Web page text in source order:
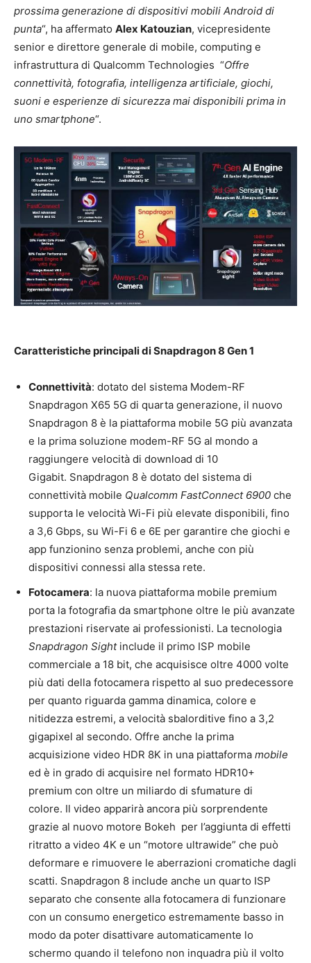
prossima generazione di dispositivi mobili Android di
punta“, ha affermato Alex Katouzian, vicepresidente
senior e direttore generale di mobile, computing e
infrastruttura di Qualcomm Technologies “Offre
connettività, fotografia, intelligenza artificiale, giochi,
suoni e esperienze di sicurezza mai disponibili prima in
uno smartphone“.
Caratteristiche principali di Snapdragon 8 Gen 1
Connettività: dotato del sistema Modem-RF
Snapdragon X65 5G di quarta generazione, il nuovo
Snapdragon 8 è la piattaforma mobile 5G più avanzata
e la prima soluzione modem-RF 5G al mondo a
raggiungere velocità di download di 10
Gigabit. Snapdragon 8 è dotato del sistema di
connettività mobile Qualcomm FastConnect 6900 che
supporta le velocità Wi-Fi più elevate disponibili, fino
a 3,6 Gbps, su Wi-Fi 6 e 6E per garantire che giochi e
app funzionino senza problemi, anche con più
dispositivi connessi alla stessa rete.
Fotocamera: la nuova piattaforma mobile premium
porta la fotografia da smartphone oltre le più avanzate
prestazioni riservate ai professionisti. La tecnologia
Snapdragon Sightinclude il primo ISP mobile
commerciale a 18 bit, che acquisisce oltre 4000 volte
più dati della fotocamera rispetto al suo predecessore
per quanto riguarda gamma dinamica, colore e
nitidezza estremi, a velocità sbalorditive fino a 3,2
gigapixel al secondo. Offre anche la prima
acquisizione video HDR 8K in una piattaforma mobile
ed è in grado di acquisire nel formato HDR10+
premium con oltre un miliardo di sfumature di
colore. Il video apparirà ancora più sorprendente
grazie al nuovo motore Bokeh per l’aggiunta di effetti
ritratto a video 4K e un “motore ultrawide” che può
deformare e rimuovere le aberrazioni cromatiche dagli
scatti. Snapdragon 8 include anche un quarto ISP
separato che consente alla fotocamera di funzionare
con un consumo energetico estremamente basso in
modo da poter disattivare automaticamente lo
schermo quando il telefono non inquadra più il volto